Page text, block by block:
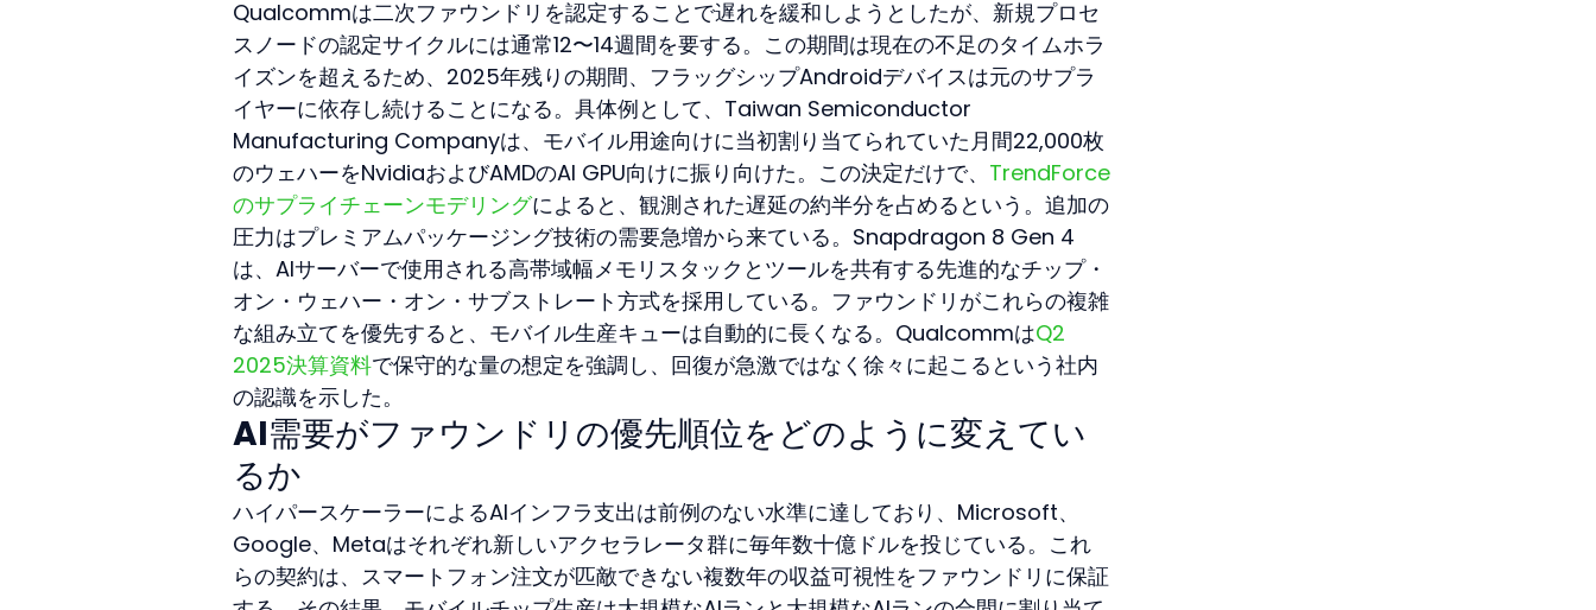
Qualcommは二次ファウンドリを認定することで遅れを緩和しようとしたが、新規プロセ
スノードの認定サイクルには通常12〜14週間を要する。この期間は現在の不足のタイムホラ
イズンを超えるため、2025年残りの期間、フラッグシップAndroidデバイスは元のサプラ
イヤーに依存し続けることになる。具体例として、Taiwan Semiconductor
Manufacturing Companyは、モバイル用途向けに当初割り当てられていた月間22,000枚
のウェハーをNvidiaおよびAMDのAI GPU向けに振り向けた。この決定だけで、 TrendForce
のサプライチェーンモデリングによると、観測された遅延の約半分を占めるという。追加の
圧力はプレミアムパッケージング技術の需要急増から来ている。Snapdragon 8 Gen 4
は、AIサーバーで使用される高帯域幅メモリスタックとツールを共有する先進的なチップ・
オン・ウェハー・オン・サブストレート方式を採用している。ファウンドリがこれらの複雑
な組み立てを優先すると、モバイル生産キューは自動的に長くなる。QualcommはQ2
2025決算資料で保守的な量の想定を強調し、回復が急激ではなく徐々に起こるという社内
の認識を示した。
AI需要がファウンドリの優先順位をどのように変えてい
るか
ハイパースケーラーによるAIインフラ支出は前例のない水準に達しており、Microsoft、
Google、Metaはそれぞれ新しいアクセラレータ群に毎年数十億ドルを投じている。これ
らの契約は、スマートフォン注文が匹敵できない複数年の収益可視性をファウンドリに保証